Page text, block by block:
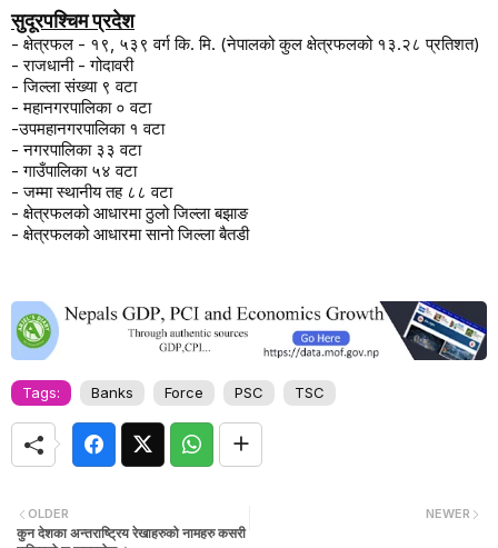
सुदूरपश्चिम प्रदेश
- क्षेत्रफल - १९, ५३९ वर्ग कि. मि. (नेपालको कुल क्षेत्रफलको १३.२८ प्रतिशत)
- राजधानी - गोदावरी
- जिल्ला संख्या ९ वटा
- महानगरपालिका ० वटा
-उपमहानगरपालिका १ वटा
- नगरपालिका ३३ वटा
- गाउँपालिका ५४ वटा
- जम्मा स्थानीय तह ८८ वटा
- क्षेत्रफलको आधारमा ठुलो जिल्ला बझाङ
- क्षेत्रफलको आधारमा सानो जिल्ला बैतडी
Tags: Banks Force PSC TSC
NEWER
OLDER
कुन देशका अन्तराष्ट्रिय रेखाहरुको नामहरु कसरी